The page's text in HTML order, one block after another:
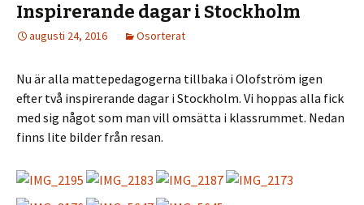
Inspirerande dagar i Stockholm
augusti 24, 2016 Osorterat
Nu är alla mattepedagogerna tillbaka i Olofström igen
efter två inspirerande dagar i Stockholm. Vi hoppas alla fick
med sig något som man vill omsätta i klassrummet. Nedan
finns lite bilder från resan.